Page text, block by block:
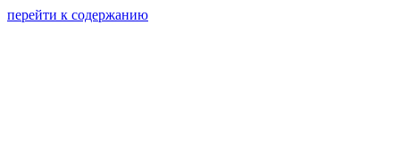
перейти к содержанию